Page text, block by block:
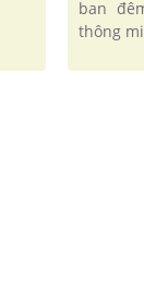
ban
thông